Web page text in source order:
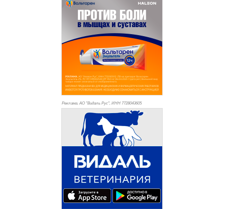
Реклама. АО "Видаль Рус", ИНН 7728043605